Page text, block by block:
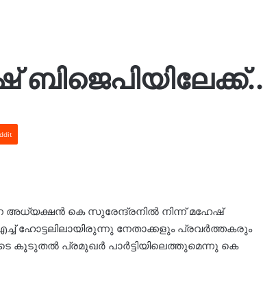
ബിജെപിയിലേക്ക്..
അധ്യക്ഷന്‍ കെ സുരേന്ദ്രനില്‍ നിന്ന് മഹേഷ്
ഹോട്ടലിലായിരുന്നു നേതാക്കളും പ്രവർത്തകരും
കൂടുതല്‍ പ്രമുഖര്‍ പാര്‍ട്ടിയിലെത്തുമെന്നു കെ